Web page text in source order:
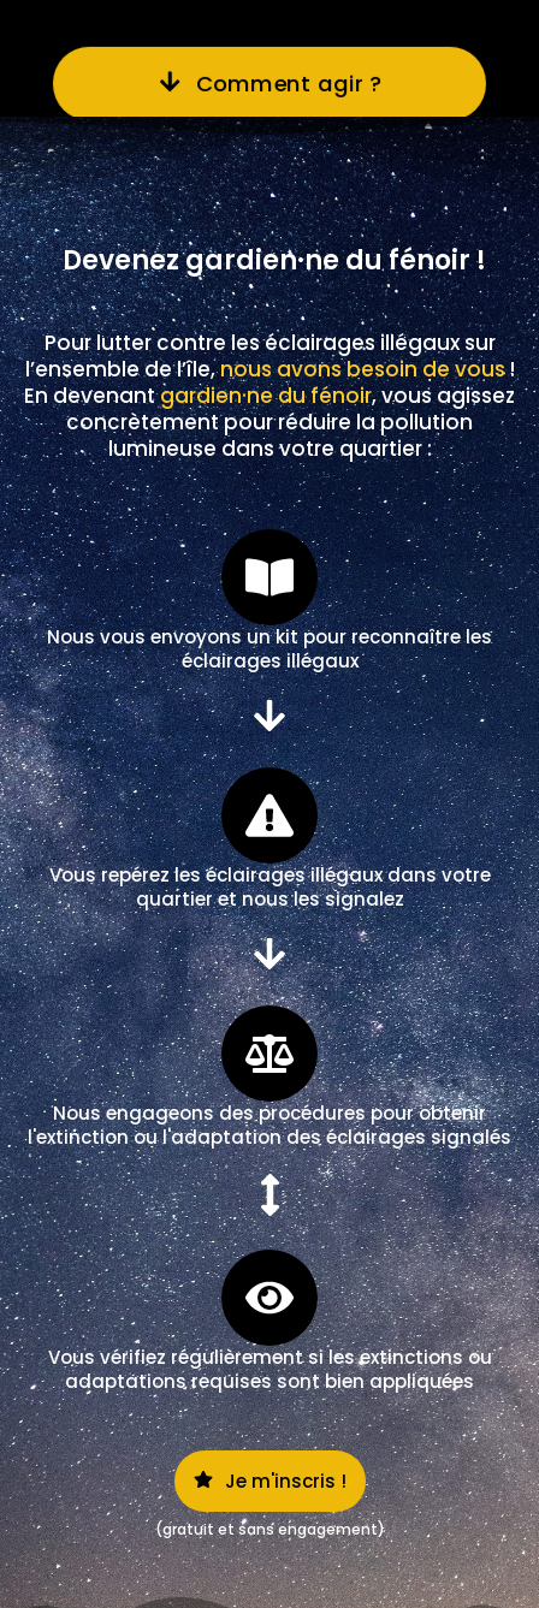
Comment agir ?
Devenez gardien·ne du fénoir !
Pour lutter contre les éclairages illégaux sur
l’ensemble de l’île,nous avons besoin de vous!
En devenantgardien·ne du fénoir, vous agissez
concrètement pour réduire la pollution
lumineuse dans votre quartier :
Nous vous envoyons un kit pour reconnaître les
éclairages illégaux
Vous repérez les éclairages illégaux dans votre
quartier et nous les signalez
Nous engageons des procédures pour obtenir
l'extinction ou l'adaptation des éclairages signalés
Vous vérifiez régulièrement si les extinctions ou
adaptations requises sont bien appliquées
Je m'inscris !
(gratuit et sans engagement)